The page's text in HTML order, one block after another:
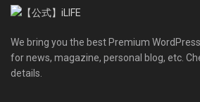
We bring you the best Premium
for news, magazine, personal blog, etc.
details.